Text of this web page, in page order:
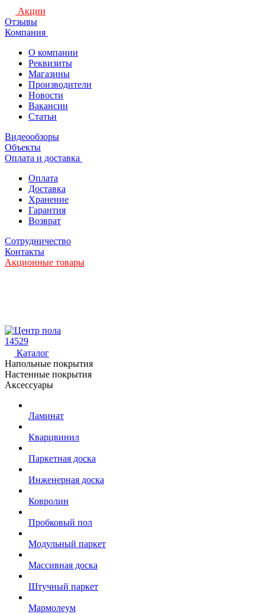
Акции
Отзывы
Компания
О компании
Реквизиты
Магазины
Производители
Новости
Вакансии
Статьи
Видеообзоры
Объекты
Оплата и доставка
Оплата
Доставка
Хранение
Гарантия
Возврат
Сотрудничество
Контакты
Акционные товары
14529
Каталог
Напольные покрытия
Настенные покрытия
Аксессуары
Ламинат
Кварцвинил
Паркетная доска
Инженерная доска
Ковролин
Пробковый пол
Модульный паркет
Массивная доска
Штучный паркет
Мармолеум